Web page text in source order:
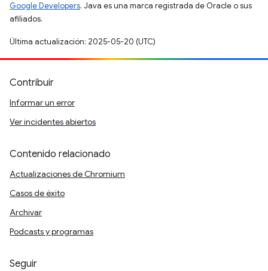
Google Developers. Java es una marca registrada de Oracle o sus
afiliados.
Última actualización: 2025-05-20 (UTC)
Contribuir
Informar un error
Ver incidentes abiertos
Contenido relacionado
Actualizaciones de Chromium
Casos de éxito
Archivar
Podcasts y programas
Seguir